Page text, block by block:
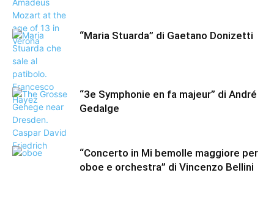
“Maria Stuarda” di Gaetano Donizetti
“3e Symphonie en fa majeur” di André
Gedalge
“Concerto in Mi bemolle maggiore per
oboe e orchestra” di Vincenzo Bellini